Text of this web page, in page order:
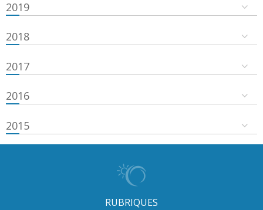
2019
2018
2017
2016
2015
RUBRIQUES